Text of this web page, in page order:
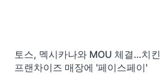
토스, 멕시카나와 MOU 체결…치킨
프랜차이즈 매장에 '페이스페이'